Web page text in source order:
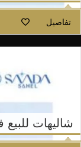
تفاصيل
شاليهات